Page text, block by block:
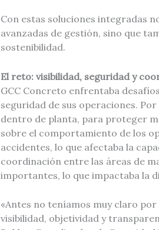
Con estas soluciones integradas
avanzadas de gestión, sino que
sostenibilidad.
El reto: visibilidad, seguridad y
GCC Concreto enfrentaba
seguridad de sus operaciones.
dentro de planta, para proteger
sobre el comportamiento de los
accidentes, lo que afectaba la
coordinación entre las áreas de
importantes, lo que impactaba la
«Antes no teníamos muy claro
visibilidad, objetividad y